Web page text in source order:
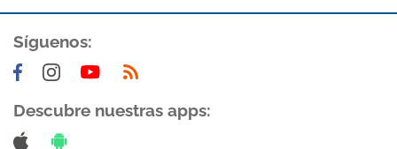
Síguenos:
Descubre nuestras apps: